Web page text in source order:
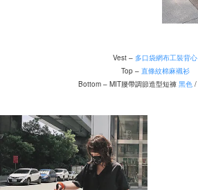
Vest – 多口袋網布工裝背心
Top – 直條紋棉麻襯衫
Bottom – MIT腰帶調節造型短褲 黑色 /